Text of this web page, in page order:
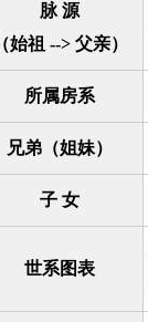
脉 源
（始祖 --> 父亲）
所属房系
兄弟（姐妹）
子 女
世系图表